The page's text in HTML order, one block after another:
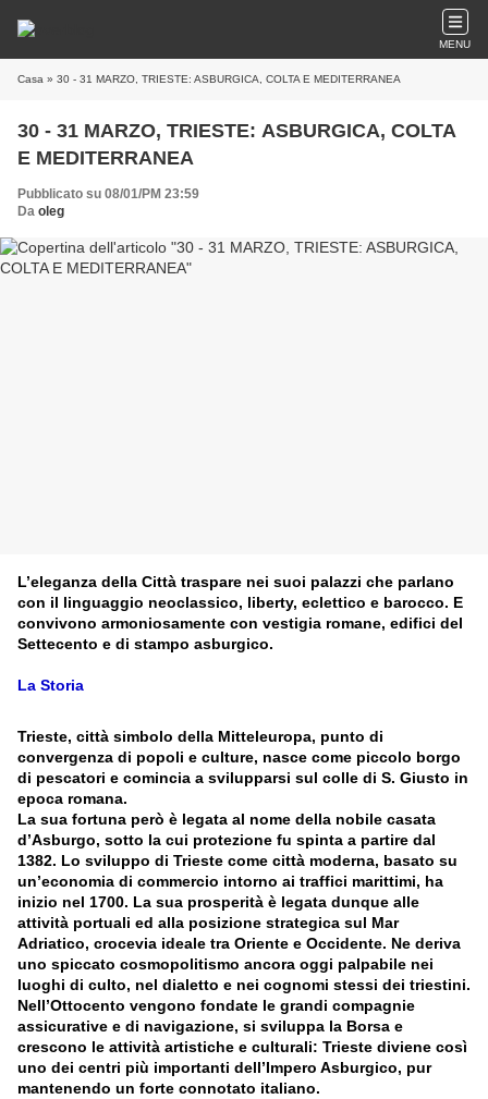
MENU
Casa » 30 - 31 MARZO, TRIESTE: ASBURGICA, COLTA E MEDITERRANEA
30 - 31 MARZO, TRIESTE: ASBURGICA, COLTA
E MEDITERRANEA
Pubblicato su 08/01/PM 23:59
Da oleg
L’eleganza della Città traspare nei suoi palazzi che parlano
con il linguaggio neoclassico, liberty, eclettico e barocco. E
convivono armoniosamente con vestigia romane, edifici del
Settecento e di stampo asburgico.
La Storia
Trieste, città simbolo della Mitteleuropa, punto di
convergenza di popoli e culture, nasce come piccolo borgo
di pescatori e comincia a svilupparsi sul colle di S. Giusto in
epoca romana.
La sua fortuna però è legata al nome della nobile casata
d’Asburgo, sotto la cui protezione fu spinta a partire dal
1382. Lo sviluppo di Trieste come città moderna, basato su
un’economia di commercio intorno ai traffici marittimi, ha
inizio nel 1700. La sua prosperità è legata dunque alle
attività portuali ed alla posizione strategica sul Mar
Adriatico, crocevia ideale tra Oriente e Occidente. Ne deriva
uno spiccato cosmopolitismo ancora oggi palpabile nei
luoghi di culto, nel dialetto e nei cognomi stessi dei triestini.
Nell’Ottocento vengono fondate le grandi compagnie
assicurative e di navigazione, si sviluppa la Borsa e
crescono le attività artistiche e culturali: Trieste diviene così
uno dei centri più importanti dell’Impero Asburgico, pur
mantenendo un forte connotato italiano.